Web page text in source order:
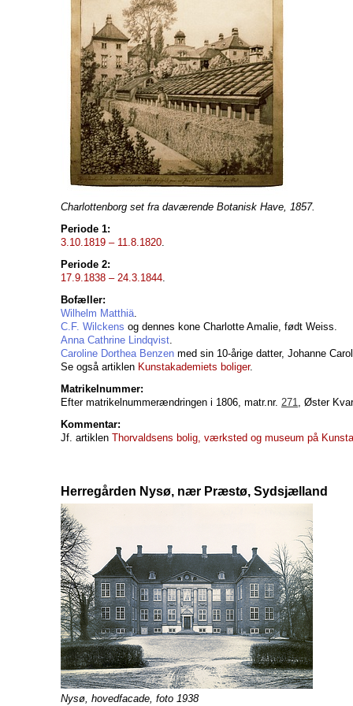
Charlottenborg set fra daværende Botanisk Have, 1857.
Periode 1:
3.10.1819 – 11.8.1820
Periode 2:
17.9.1838 – 24.3.1844
Bofæller:
Wilhelm Matthiä
C.F. Wilckens og dennes kone Charlotte Amalie, født Weiss.
Anna Cathrine Lindqvist
Caroline Dorthea Benzen med sin 10-årige datter, Johanne
Se også artiklen Kunstakademiets boliger.
Matrikelnummer:
Efter matrikelnummerændringen i 1806, matr.nr. 271
, Øster
Kommentar:
Jf. artiklen Thorvaldsens bolig, værksted og museum på
Herregården Nysø, nær Præstø, Sydsjælland
Nysø, hovedfacade, foto 1938